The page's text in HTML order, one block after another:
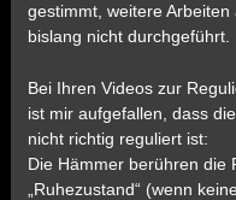
gestimmt, weitere
bislang nicht durchgeführt.
Bei Ihren Videos zur
ist mir aufgefallen, dass
nicht richtig reguliert ist:
Die Hämmer berühren die
„Ruhezustand“ (wenn